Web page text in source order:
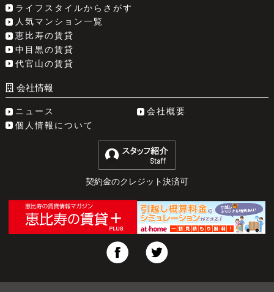
ライフスタイルからさがす
人気マンション一覧
恵比寿の賃貸
中目黒の賃貸
代官山の賃貸
会社情報
ニュース
会社概要
個人情報について
契約金のクレジット決済可